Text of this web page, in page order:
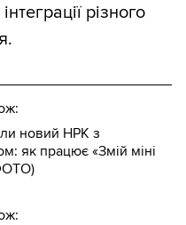
різного
новий НРК з
як працює «Змій міні